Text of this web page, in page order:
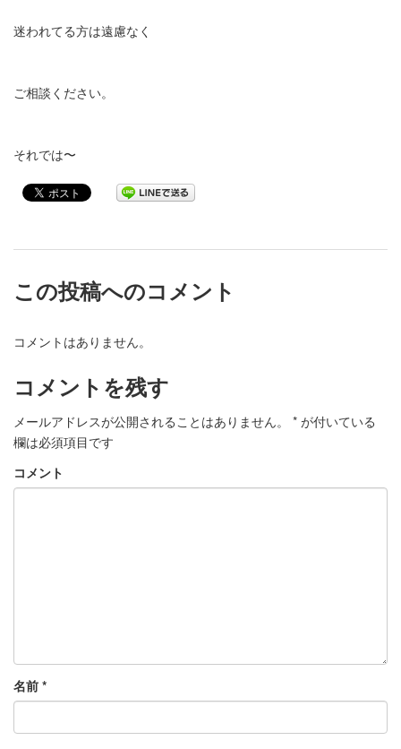
迷われてる方は遠慮なく
ご相談ください。
それでは〜
この投稿へのコメント
コメントはありません。
コメントを残す
メールアドレスが公開されることはありません。 * が付いている
欄は必須項目です
コメント
名前 *